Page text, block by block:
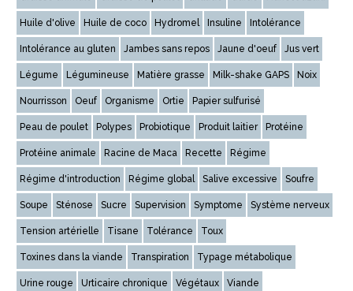
Huile d'olive Huile de coco Hydromel Insuline Intolérance
Intolérance au gluten Jambes sans repos Jaune d'oeuf Jus vert
Légume Légumineuse Matière grasse Milk-shake GAPS Noix
Nourrisson Oeuf Organisme Ortie Papier sulfurisé
Peau de poulet Polypes Probiotique Produit laitier Protéine
Protéine animale Racine de Maca Recette Régime
Régime d'introduction Régime global Salive excessive Soufre
Soupe Sténose Sucre Supervision Symptome Système nerveux
Tension artérielle Tisane Tolérance Toux
Toxines dans la viande Transpiration Typage métabolique
Urine rouge Urticaire chronique Végétaux Viande